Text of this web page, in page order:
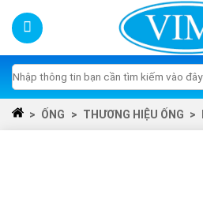
Skip
content
Tìm
kiếm:
> ỐNG > THƯƠNG HIỆU ỐNG >